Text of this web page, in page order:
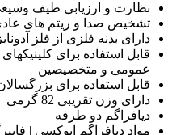
نظارت و ارزیابی طیف
تشخیص صدا و ریتم های
دارای بدنه فلزی از فلز
قابل استفاده برای
عمومی و متخصیصین
قابل استفاده برای
دارای وزن تقریبی 82 گرمی
دیافراگم دو طرفه
مواد دیافراگم اپوکسی |